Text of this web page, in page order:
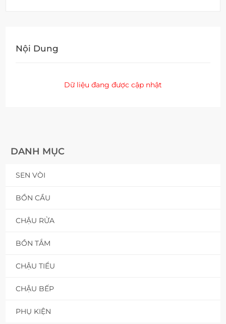
DANH MỤC
SEN VÒI
BỒN CẦU
CHẬU RỬA
BỒN TẮM
CHẬU TIỂU
CHẬU BẾP
PHỤ KIỆN
Nội Dung
Dữ liệu đang được cập nhật